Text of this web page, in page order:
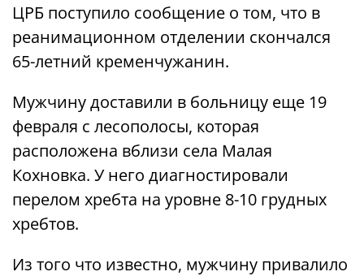
ЦРБ поступило сообщение о том, что в
реанимационном отделении скончался
65-летний кременчужанин.
Мужчину доставили в больницу еще 19
февраля с лесополосы, которая
расположена вблизи села Малая
Кохновка. У него диагностировали
перелом хребта на уровне 8-10 грудных
хребтов.
Из того что известно, мужчину привалило